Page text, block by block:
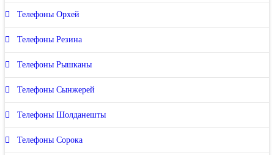
Телефоны Орхей
Телефоны Резина
Телефоны Рышканы
Телефоны Сынжерей
Телефоны Шолданешты
Телефоны Сорока